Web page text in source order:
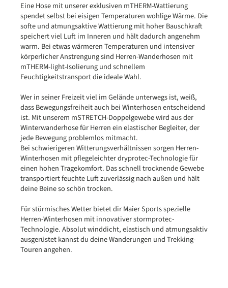
Eine Hose mit unserer exklusiven mTHERM-Wattierung
spendet selbst bei eisigen Temperaturen wohlige Wärme. Die
softe und atmungsaktive Wattierung mit hoher Bauschkraft
speichert viel Luft im Inneren und hält dadurch angenehm
warm. Bei etwas wärmeren Temperaturen und intensiver
körperlicher Anstrengung sind Herren-Wanderhosen mit
mTHERM-light-Isolierung und schnellem
Feuchtigkeitstransport die ideale Wahl.
Wer in seiner Freizeit viel im Gelände unterwegs ist, weiß,
dass Bewegungsfreiheit auch bei Winterhosen entscheidend
ist. Mit unserem mSTRETCH-Doppelgewebe wird aus der
Winterwanderhose für Herren ein elastischer Begleiter, der
jede Bewegung problemlos mitmacht.
Bei schwierigeren Witterungsverhältnissen sorgen Herren-
Winterhosen mit pflegeleichter dryprotec-Technologie für
einen hohen Tragekomfort. Das schnell trocknende Gewebe
transportiert feuchte Luft zuverlässig nach außen und hält
deine Beine so schön trocken.
Für stürmisches Wetter bietet dir Maier Sports spezielle
Herren-Winterhosen mit innovativer stormprotec-
Technologie. Absolut winddicht, elastisch und atmungsaktiv
ausgerüstet kannst du deine Wanderungen und Trekking-
Touren angehen.